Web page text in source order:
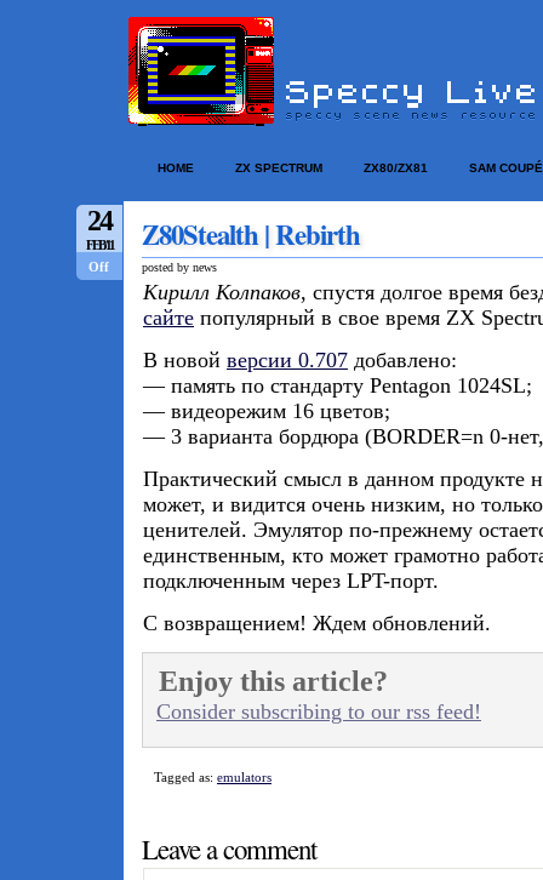
HOME ZX SPECTRUM ZX80/ZX81 SAM COUPÉ
24
FEB/11
Off
Z80Stealth | Rebirth
posted by news
Кирилл Колпаков, спустя долгое время
сайте популярный в свое время ZX
В новой версии 0.707 добавлено:
— память по стандарту Pentagon 1024SL;
— видеорежим 16 цветов;
— 3 варианта бордюра (BORDER=n 0-
Практический смысл в данном продукте
может, и видится очень низким, но
ценителей. Эмулятор по-прежнему
единственным, кто может грамотно
подключенным через LPT-порт.
С возвращением! Ждем обновлений.
Enjoy this article?
Consider subscribing to our rss feed!
Tagged as: emulators
Leave a comment